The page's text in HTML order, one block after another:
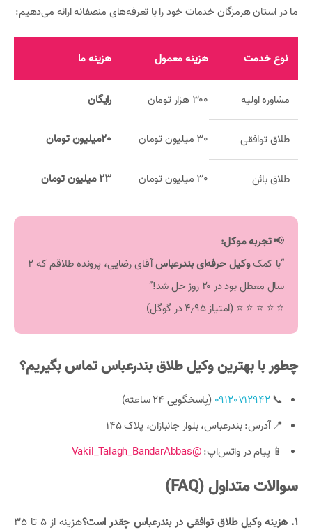
ما در استان هرمزگان خدمات خود را با تعرفه‌های منصفانه ارائه می‌دهیم:
نوع خدمت هزینه معمول هزینه ما
مشاوره اولیه 300 هزار تومان رایگان
طلاق توافقی 30 میلیون تومان 20میلیون تومان
طلاق بائن 30 میلیون تومان 23 میلیون تومان
📢تجربه موکل:
“با کمکوکیل حرفه‌ای بندرعباس
آقای رضایی، پرونده طلاقم که ۲
سال معطل بود در ۲۰ روز حل شد!”
⭐ ⭐ ⭐ ⭐ ⭐ (امتیاز ۴٫۹۵ در گوگل)
چطور با بهترین وکیل طلاق بندرعباس تماس بگیریم؟
📞
09120712942 (پاسخگویی ۲۴ ساعته)
📍 آدرس: بندرعباس، بلوار جانبازان، پلاک ۱۴۵
📱 پیام در واتس‌اپ:@Vakil_Talagh_BandarAbbas
سوالات متداول (FAQ)
۱. هزینه وکیل طلاق توافقی در بندرعباس چقدر است؟
هزینه از 5 تا 35